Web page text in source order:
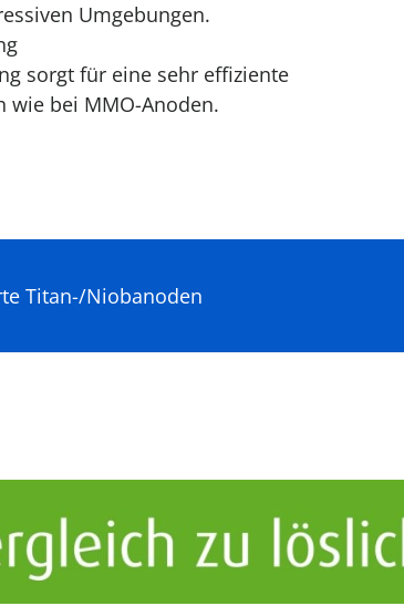
Um­gebungen.
sorgt für eine sehr effiziente
wie bei MMO-Anoden.
Titan-/Niobanoden